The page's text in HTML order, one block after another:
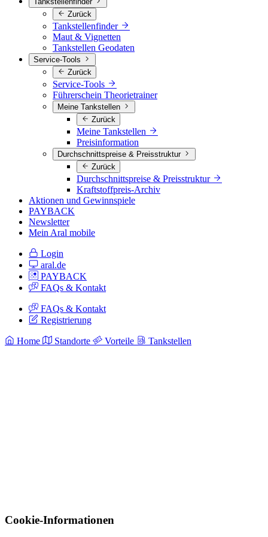
Zurück
Tankstellenfinder
Maut & Vignetten
Tankstellen Geodaten
Service-Tools
Zurück
Service-Tools
Führerschein Theorietrainer
Meine Tankstellen
Zurück
Meine Tankstellen
Preisinformation
Durchschnittspreise & Preisstruktur
Zurück
Durchschnittspreise & Preisstruktur
Kraftstoffpreis-Archiv
Aktionen und Gewinnspiele
PAYBACK
Newsletter
Mein Aral mobile
Login
aral.de
PAYBACK
FAQs & Kontakt
FAQs & Kontakt
Registrierung
Home Standorte Vorteile Tankstellen
Cookie-Informationen